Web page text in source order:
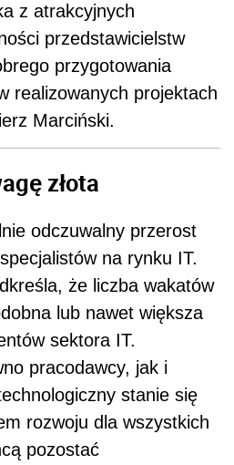
z atrakcyjnych
przedstawicielstw
przygotowania
realizowanych projektach
Marciński.
złota
odczuwalny przerost
na rynku IT.
że liczba wakatów
lub nawet większa
sektora IT.
pracodawcy, jak i
stanie się
rozwoju dla wszystkich
pozostać